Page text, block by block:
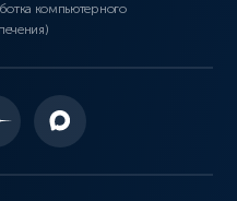
компьютерного